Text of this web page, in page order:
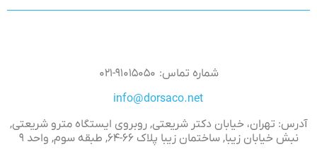
شماره تماس: ۹۱۰۱۵۰۵۰-۰۲۱
آدرس: تهران، خیابان دکتر شریعتی, روبروی ایستگاه مترو شریعتی,
نبش خیابان زیبا, ساختمان زیبا پلاک ۶۶-۶۴, طبقه سوم, واحد ۹